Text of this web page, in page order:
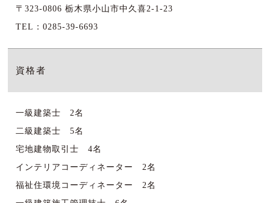
〒323-0806 栃木県小山市中久喜2-1-23
TEL：0285-39-6693
資格者
一級建築士 2名
二級建築士 5名
宅地建物取引士 4名
インテリアコーディネーター 2名
福祉住環境コーディネーター 2名